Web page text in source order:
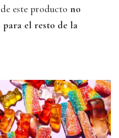
este producto no
el resto de la